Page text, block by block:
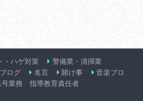
・ハゲ対策
警備業・清掃業
ログ 名言 賭け事
音楽ブロ
号業務 指導教育責任者